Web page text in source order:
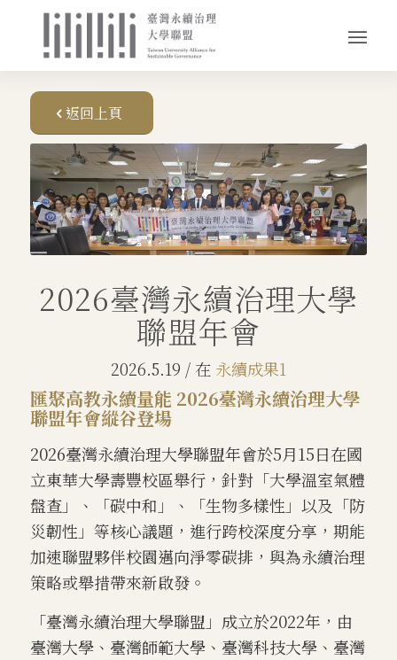
返回上頁
2026臺灣永續治理大學
聯盟年會
2026.5.19 / 在 永續成果1
匯聚高教永續量能 2026臺灣永續治理大學
聯盟年會縱谷登場
2026臺灣永續治理大學聯盟年會於5月15日在國
立東華大學壽豐校區舉行，針對「大學溫室氣體
盤查」、「碳中和」、「生物多樣性」以及「防
災韌性」等核心議題，進行跨校深度分享，期能
加速聯盟夥伴校園邁向淨零碳排，與為永續治理
策略或舉措帶來新啟發。
「臺灣永續治理大學聯盟」成立於2022年，由
臺灣大學、臺灣師範大學、臺灣科技大學、臺灣